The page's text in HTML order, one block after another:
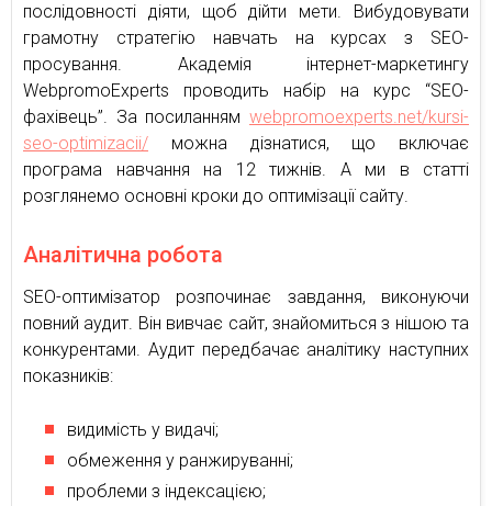
послідовності діяти, щоб дійти мети. Вибудовувати
грамотну стратегію навчать на курсах з SEO-
просування. Академія інтернет-маркетингу
WebpromoExperts проводить набір на курс “SEO-
фахівець”. За посиланням webpromoexperts.net/kursi-
seo-optimizacii/ можна дізнатися, що включає
програма навчання на 12 тижнів. А ми в статті
розглянемо основні кроки до оптимізації сайту.
Аналітична робота
SEO-оптимізатор розпочинає завдання, виконуючи
повний аудит. Він вивчає сайт, знайомиться з нішою та
конкурентами. Аудит передбачає аналітику наступних
показників:
видимість у видачі;
обмеження у ранжируванні;
проблеми з індексацією;